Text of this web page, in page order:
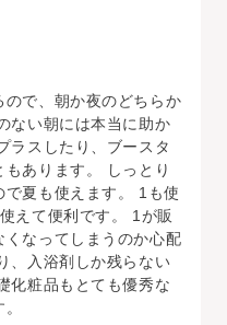
で、朝か夜のどちらか
ない朝には本当に助か
ラスしたり、ブースタ
あります。 しっとり
夏も使えます。 1も使
えて便利です。 1が販
なってしまうのか心配
、入浴剤しか残らない
化粧品もとても優秀な